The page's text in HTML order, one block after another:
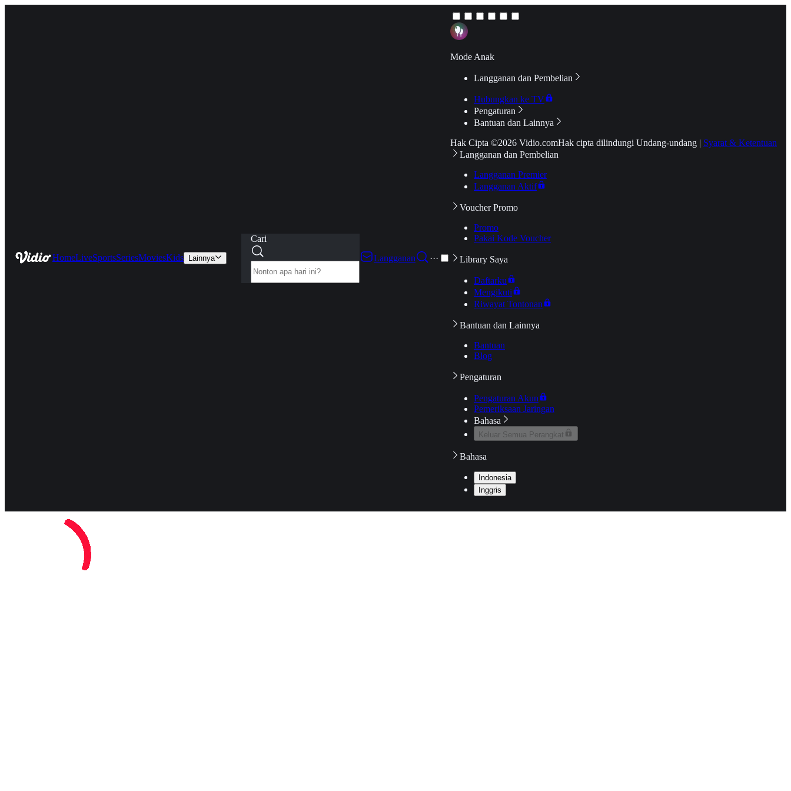
HomeLiveSportsSeriesMoviesKids Lainnya
Cari
Langganan
···
Mode Anak
Langganan dan Pembelian
Hubungkan ke TV
Pengaturan
Bantuan dan Lainnya
Hak Cipta ©2026 Vidio.comHak cipta dilindungi Undang-undang | Syarat & Ketentuan
Langganan dan Pembelian
Langganan Premier
Langganan Aktif
Voucher Promo
Promo
Pakai Kode Voucher
Library Saya
Daftarku
Mengikuti
Riwayat Tontonan
Bantuan dan Lainnya
Bantuan
Blog
Pengaturan
Pengaturan Akun
Pemeriksaan Jaringan
Bahasa
Keluar Semua Perangkat
Bahasa
Indonesia
Inggris